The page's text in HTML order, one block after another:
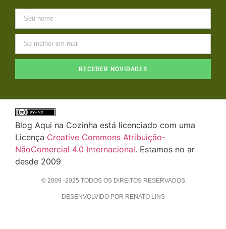
RECEBER NOVIDADES
Blog Aqui na Cozinha está licenciado com uma
Licença Creative Commons Atribuição-
NãoComercial 4.0 Internacional. Estamos no ar
desde 2009
© 2009 -2025 TODOS OS DIREITOS RESERVADOS
DESENVOLVIDO POR RENATO LINS